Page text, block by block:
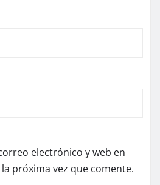
electrónico y web en
próxima vez que comente.